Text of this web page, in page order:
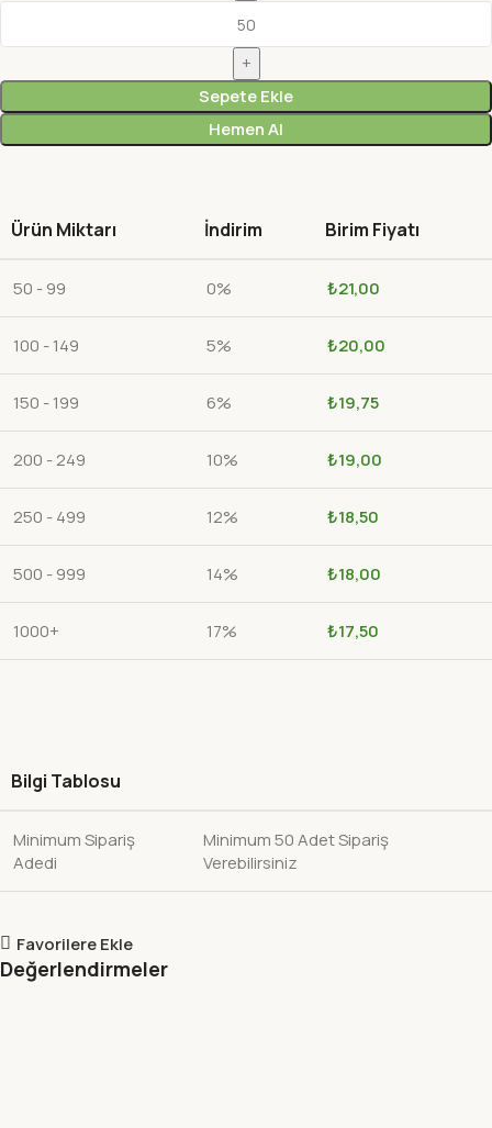
Sepete Ekle
Hemen Al
Ürün Miktarı İndirim Birim Fiyatı
50 - 99 0% ₺21,00
100 - 149 5% ₺20,00
150 - 199 6% ₺19,75
200 - 249 10% ₺19,00
250 - 499 12% ₺18,50
500 - 999 14% ₺18,00
1000+ 17% ₺17,50
Bilgi Tablosu
Minimum Sipariş
Adedi
Minimum 50 Adet Sipariş
Verebilirsiniz
Favorilere Ekle
Değerlendirmeler